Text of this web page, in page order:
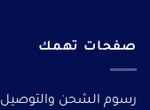
صفحات تهمك
رسوم الشحن والتوصيل